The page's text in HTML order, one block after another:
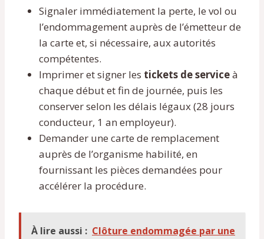
Signaler immédiatement la perte, le vol ou
l’endommagement auprès de l’émetteur de
la carte et, si nécessaire, aux autorités
compétentes.
Imprimer et signer les tickets de serviceà
chaque début et fin de journée, puis les
conserver selon les délais légaux (28 jours
conducteur, 1 an employeur).
Demander une carte de remplacement
auprès de l’organisme habilité, en
fournissant les pièces demandées pour
accélérer la procédure.
À lire aussi : Clôture endommagée par une